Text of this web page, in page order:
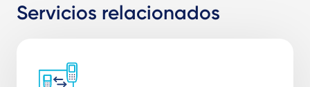
Servicios relacionados